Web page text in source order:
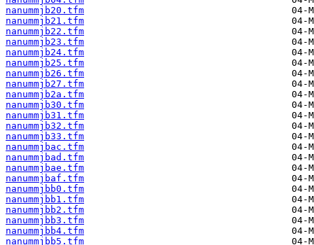
nanummjb20.tfm
nanummjb21.tfm
nanummjb22.tfm
nanummjb23.tfm
nanummjb24.tfm
nanummjb25.tfm
nanummjb26.tfm
nanummjb27.tfm
nanummjb2a.tfm
nanummjb30.tfm
nanummjb31.tfm
nanummjb32.tfm
nanummjb33.tfm
nanummjbac.tfm
nanummjbad.tfm
nanummjbae.tfm
nanummjbaf.tfm
nanummjbb0.tfm
nanummjbb1.tfm
nanummjbb2.tfm
nanummjbb3.tfm
nanummjbb4.tfm
nanummjbb5.tfm